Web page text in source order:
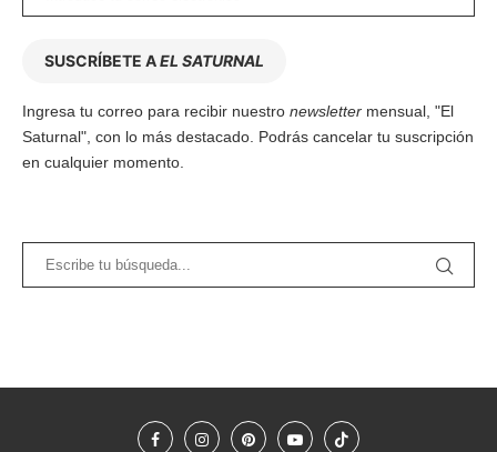
SUSCRÍBETE AEL SATURNAL
Ingresa tu correo para recibir nuestro newsletter mensual, "El
Saturnal", con lo más destacado. Podrás cancelar tu suscripción
en cualquier momento.